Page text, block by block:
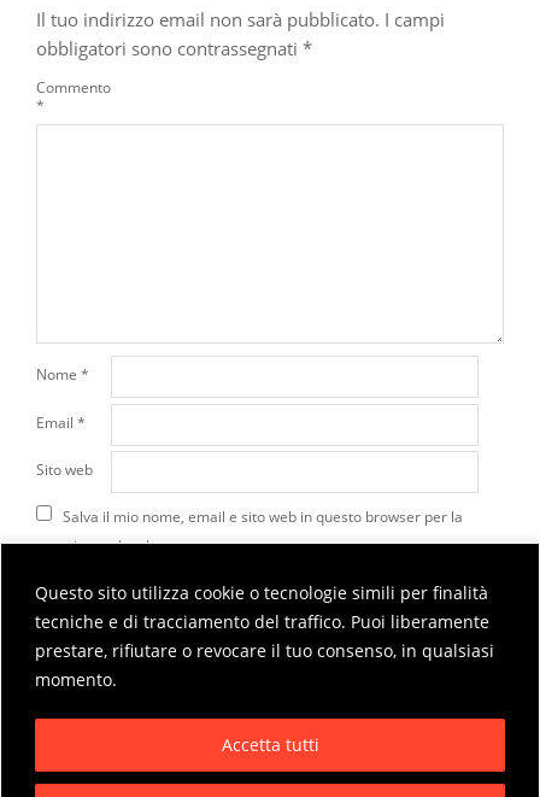
Questo sito utilizza cookie o tecnologie simili per finalità
tecniche e di tracciamento del traffico. Puoi liberamente
prestare, rifiutare o revocare il tuo consenso, in qualsiasi
momento.
Accetta tutti
Il tuo indirizzo email non sarà pubblicato. I campi
obbligatori sono contrassegnati *
Commento
*
Nome *
Email *
Sito web
Salva il mio nome, email e sito web in questo browser per la
prossima volta che commento.
Questo sito utilizza Akismet per ridurre lo spam.Scopri
come vengono elaborati i dati derivati dai commenti